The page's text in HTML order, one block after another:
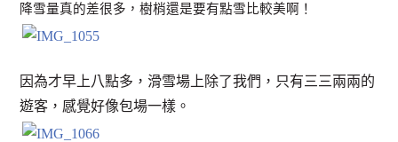
降雪量真的差很多，樹梢還是要有點雪比較美啊！
因為才早上八點多，滑雪場上除了我們，只有三三兩兩的
遊客，感覺好像包場一樣。